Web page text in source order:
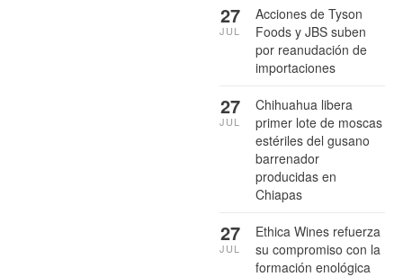
Acciones de Tyson
Foods y JBS suben
por reanudación de
importaciones
27
JUL
Chihuahua libera
primer lote de moscas
estériles del gusano
barrenador
producidas en
Chiapas
27
JUL
Ethica Wines refuerza
su compromiso con la
formación enológica
27
JUL